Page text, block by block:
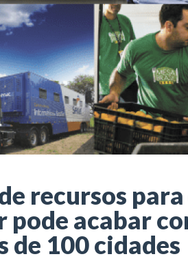
recursos
acabar
de 100 cidades